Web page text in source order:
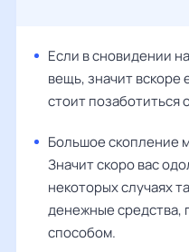
Если в сновидении
вещь, значит вскоре
стоит позаботиться
Большое скопление
Значит скоро вас
некоторых случаях
денежные
способом.